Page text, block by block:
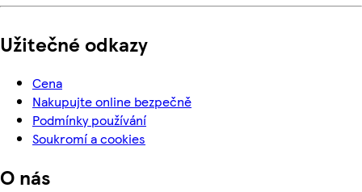
Užitečné odkazy
Cena
Nakupujte online bezpečně
Podmínky používání
Soukromí a cookies
O nás